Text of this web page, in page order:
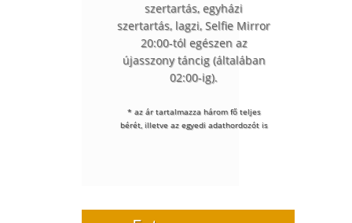
szertartás, egyházi
szertartás, lagzi, Selfie Mirror
20:00-tól egészen az
újasszony táncig (általában
02:00-ig).
* az ár tartalmazza három fő teljes
bérét, illetve az egyedi adathordozót is